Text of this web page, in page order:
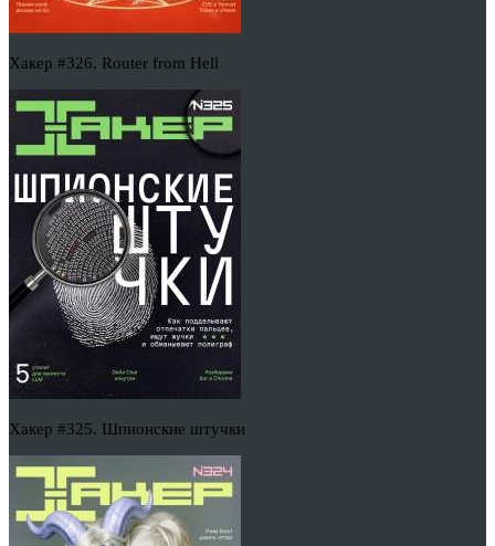
Хакер #326. Router from Hell
Хакер #325. Шпионские штучки